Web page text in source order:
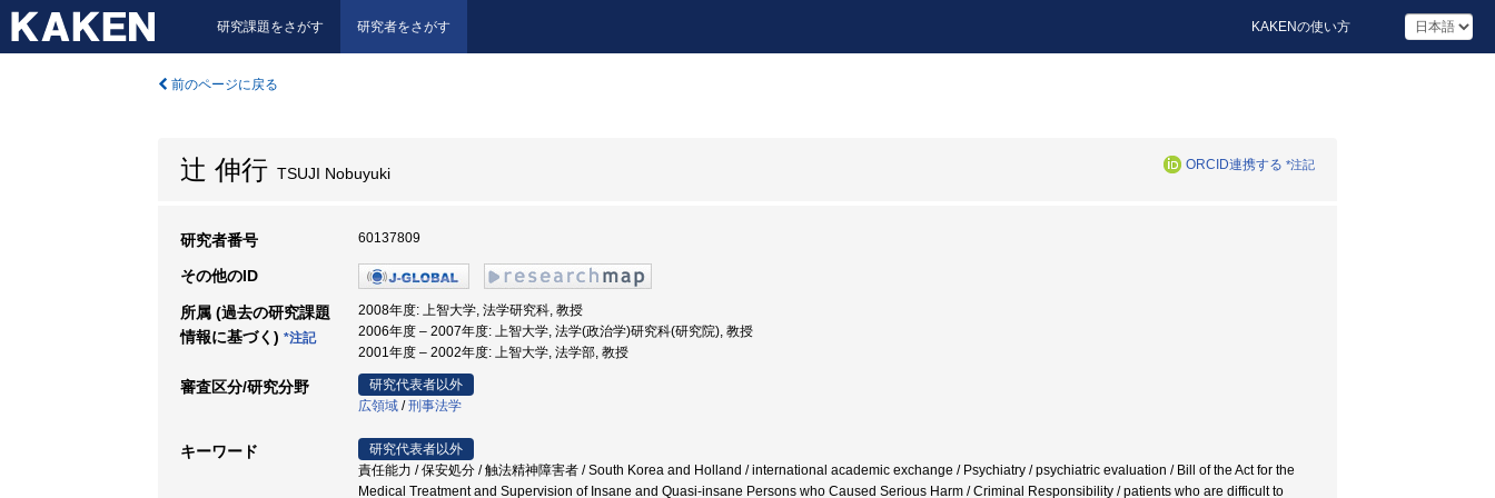
研究課題をさがす 研究者をさがす KAKENの使い方
前のページに戻る
辻 伸行 TSUJI Nobuyuki ORCID連携する *注記
研究者番号 60137809
その他のID
所属 (過去の研究課題
情報に基づく) *注記
2008年度: 上智大学, 法学研究科, 教授
2006年度 – 2007年度: 上智大学, 法学(政治学)研究科(研究院), 教授
2001年度 – 2002年度: 上智大学, 法学部, 教授
審査区分/研究分野
研究代表者以外
広領域 /刑事法学
キーワード
研究代表者以外
責任能力 / 保安処分 / 触法精神障害者 / South Korea and Holland / international academic exchange / Psychiatry / psychiatric evaluation / Bill of the Act for the
Medical Treatment and Supervision of Insane and Quasi-insane Persons who Caused Serious Harm / Criminal Responsibility / patients who are difficult to